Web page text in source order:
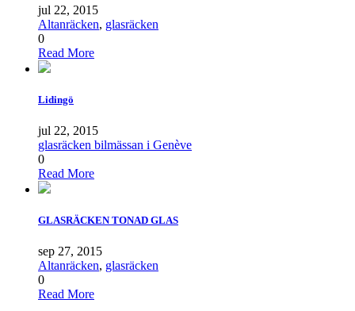
jul 22, 2015
Altanräcken, glasräcken
0
Read More
Lidingö
jul 22, 2015
glasräcken bilmässan i Genève
0
Read More
GLASRÄCKEN TONAD GLAS
sep 27, 2015
Altanräcken, glasräcken
0
Read More